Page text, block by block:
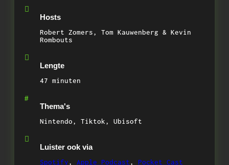
Hosts
Robert Zomers, Tom Kauwenberg & Kevin
Rombouts
Lengte
47 minuten
Thema's
Nintendo, Tiktok, Ubisoft
Luister ook via
Spotify, Apple Podcast, Pocket Cast